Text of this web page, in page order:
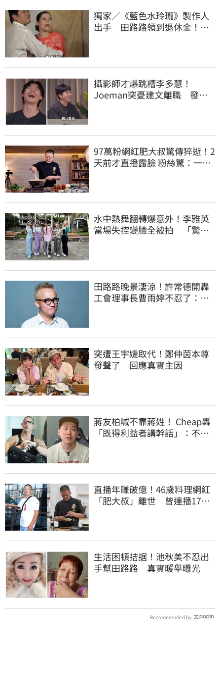
獨家／《藍色水玲瓏》製作人
出手 田路路領到退休金！隱
攝影師才爆跳槽李多慧！
Joeman突憂建文離職 發聲
97萬粉網紅肥大叔驚傳猝逝！2
天前才直播露臉 粉絲驚：一直
水中熱舞翻轉爆意外！李雅英
當場失控變臉全被拍 「驚人
田路路晚景淒涼！許常德開轟
工會理事長曹雨婷不忍了：別
突遭王宇婕取代！鄭仲茵本尊
發聲了 回應真實主因
蔣友柏喊不靠蔣姓！ Cheap轟
「既得利益者講幹話」：不如
直播年賺破億！46歲料理網紅
「肥大叔」離世 曾連播17小
生活困頓拮据！池秋美不忍出
手幫田路路 真實暖舉曝光
Recommended by